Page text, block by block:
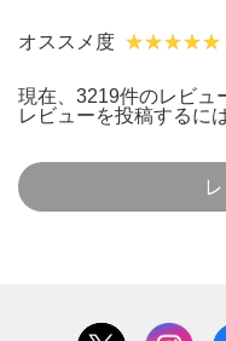
オススメ度
現在、3219件のレビュ
レビューを投稿するに